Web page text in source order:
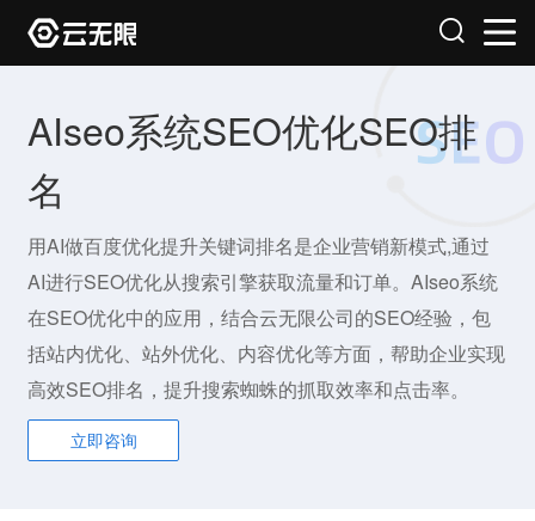
AIseo系统SEO优化SEO排
名
用AI做百度优化提升关键词排名是企业营销新模式,通过
AI进行SEO优化从搜索引擎获取流量和订单。AIseo系统
在SEO优化中的应用，结合云无限公司的SEO经验，包
括站内优化、站外优化、内容优化等方面，帮助企业实现
高效SEO排名，提升搜索蜘蛛的抓取效率和点击率。
立即咨询